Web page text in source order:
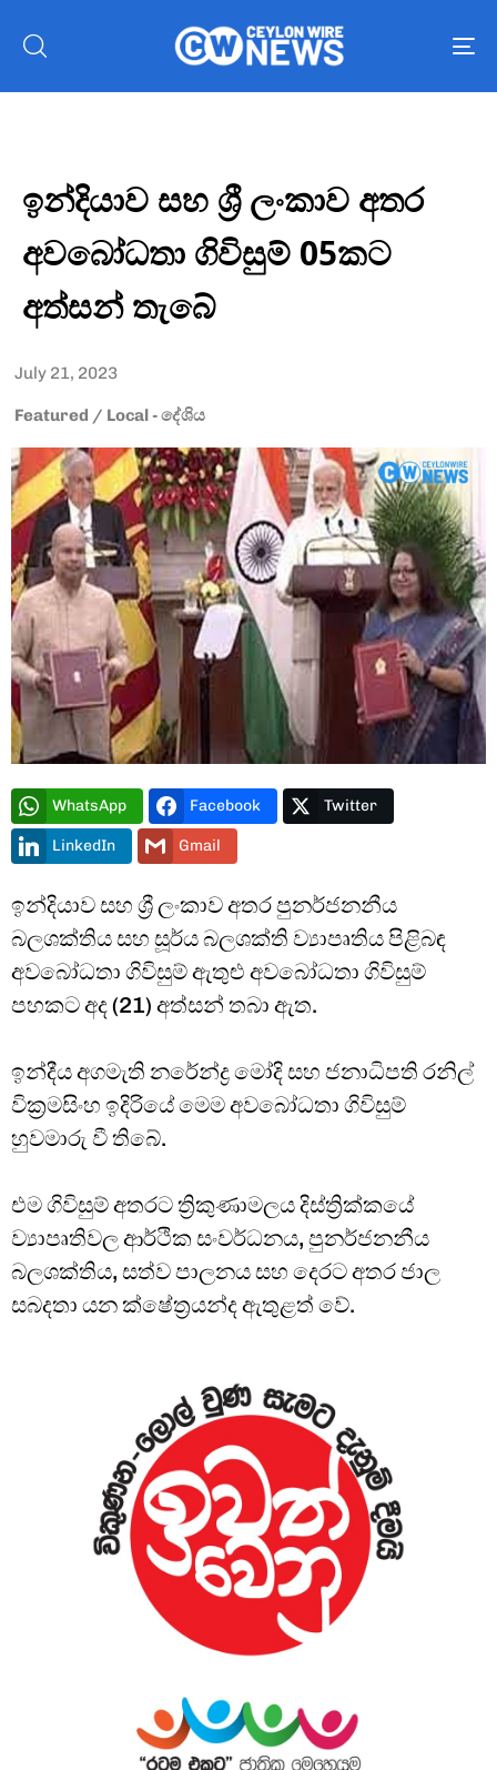
Type and hit enter
ඉන්දියාව සහ ශ්‍රී ලංකාව අතර
අවබෝධතා ගිවිසුම් 05කට
අත්සන් තැබේ
July 21, 2023
Featured / Local - දේශිය
WhatsApp Facebook Twitter
LinkedIn Gmail
ඉන්දියාව සහ ශ්‍රී ලංකාව අතර පුනර්ජනනීය
බලශක්තිය සහ සූර්ය බලශක්ති ව්‍යාපෘතිය පිළිබඳ
අවබෝධතා ගිවිසුම් ඇතුළු අවබෝධතා ගිවිසුම්
පහකට අද (21) අත්සන් තබා ඇත.
ඉන්දීය අගමැති නරේන්ද්‍ර මෝදි සහ ජනාධිපති රනිල්
වික්‍රමසිංහ ඉදිරියේ මෙම අවබෝධතා ගිවිසුම්
හුවමාරු වී තිබේ.
එම ගිවිසුම් අතරට ත්‍රිකුණාමලය දිස්ත්‍රික්කයේ
ව්‍යාපෘතිවල ආර්ථික සංවර්ධනය, පුනර්ජනනීය
බලශක්තිය, සත්ව පාලනය සහ දෙරට අතර ජාල
සබදතා යන ක්ෂේත්‍රයන්ද ඇතුළත් වේ.